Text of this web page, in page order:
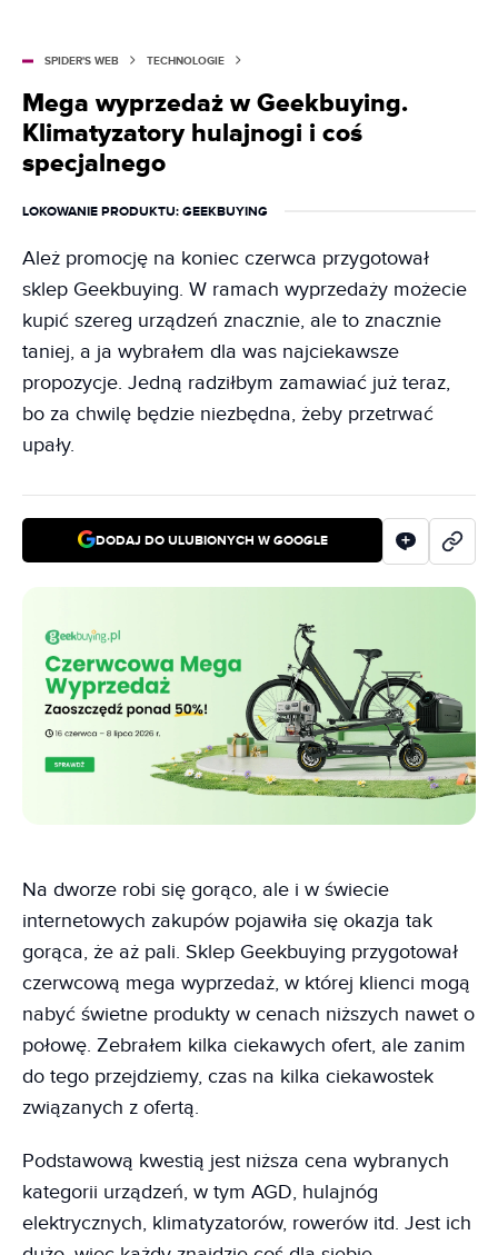
SPIDER'S WEB TECHNOLOGIE
Mega wyprzedaż w Geekbuying.
Klimatyzatory hulajnogi i coś
specjalnego
LOKOWANIE PRODUKTU: GEEKBUYING
Ależ promocję na koniec czerwca przygotował
sklep Geekbuying. W ramach wyprzedaży możecie
kupić szereg urządzeń znacznie, ale to znacznie
taniej, a ja wybrałem dla was najciekawsze
propozycje. Jedną radziłbym zamawiać już teraz,
bo za chwilę będzie niezbędna, żeby przetrwać
upały.
DODAJ DO ULUBIONYCH W GOOGLE
Na dworze robi się gorąco, ale i w świecie
internetowych zakupów pojawiła się okazja tak
gorąca, że aż pali. Sklep Geekbuying przygotował
czerwcową mega wyprzedaż, w której klienci mogą
nabyć świetne produkty w cenach niższych nawet o
połowę. Zebrałem kilka ciekawych ofert, ale zanim
do tego przejdziemy, czas na kilka ciekawostek
związanych z ofertą.
Podstawową kwestią jest niższa cena wybranych
kategorii urządzeń, w tym AGD, hulajnóg
elektrycznych, klimatyzatorów, rowerów itd. Jest ich